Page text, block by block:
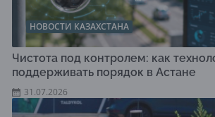
НОВОСТИ КАЗАХСТАНА
Чистота под контролем: как
поддерживать порядок в Астане
31.07.2026